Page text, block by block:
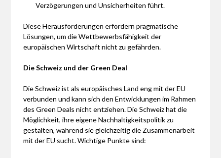
Verzögerungen und Unsicherheiten führt.
Diese Herausforderungen erfordern pragmatische
Lösungen, um die Wettbewerbsfähigkeit der
europäischen Wirtschaft nicht zu gefährden.
Die Schweiz und der Green Deal
Die Schweiz ist als europäisches Land eng mit der EU
verbunden und kann sich den Entwicklungen im Rahmen
des Green Deals nicht entziehen. Die Schweiz hat die
Möglichkeit, ihre eigene Nachhaltigkeitspolitik zu
gestalten, während sie gleichzeitig die Zusammenarbeit
mit der EU sucht. Wichtige Punkte sind: